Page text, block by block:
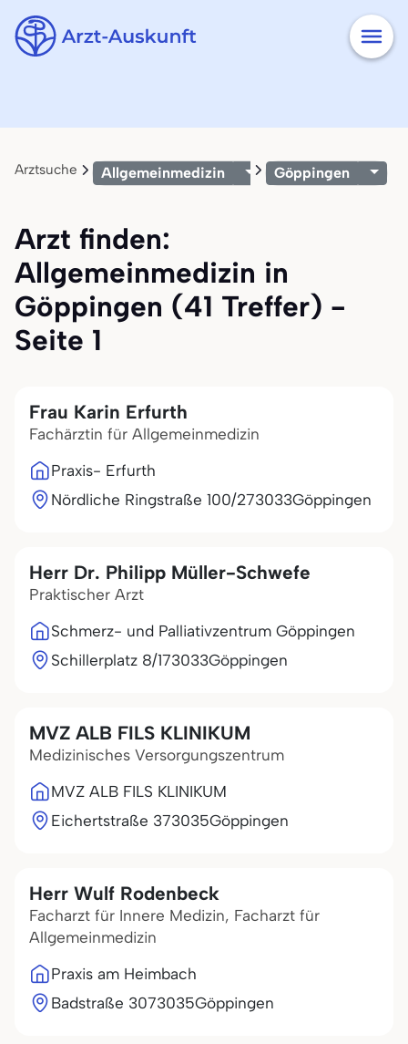
Arztsuche Allgemeinmedizin Göppingen
Arzt finden:
Allgemeinmedizin in
Göppingen (41 Treffer) -
Seite 1
Frau Karin Erfurth
Fachärztin für Allgemeinmedizin
Praxis- Erfurth
Nördliche Ringstraße 100/273033Göppingen
Herr Dr. Philipp Müller-Schwefe
Praktischer Arzt
Schmerz- und Palliativzentrum Göppingen
Schillerplatz 8/173033Göppingen
MVZ ALB FILS KLINIKUM
Medizinisches Versorgungszentrum
MVZ ALB FILS KLINIKUM
Eichertstraße 373035Göppingen
Herr Wulf Rodenbeck
Facharzt für Innere Medizin, Facharzt für
Allgemeinmedizin
Praxis am Heimbach
Badstraße 3073035Göppingen